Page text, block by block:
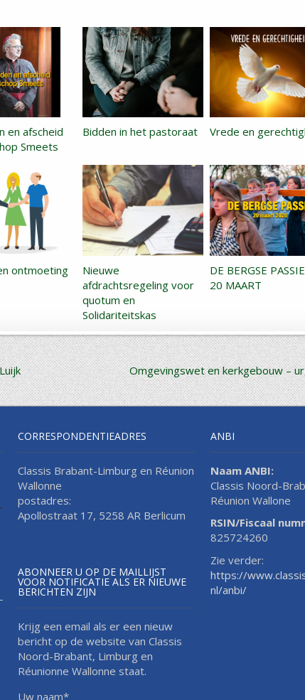
en afscheid
Smeets
Bidden in het pastoraat Vrede en
ontmoeting
Nieuwe
afdrachtsregeling voor
quotum en
Solidariteitskas
DE BERGSE
20 MAART
Omgevingswet en kerkgebouw –
CORRESPONDENTIEADRES
Classis Brabant-Limburg en Réunion
Wallonne
postadres:
Apollostraat 17, 5258 AR Berlicum
ABONNEER U OP DE MAILLIJST
VOOR NOTIFICATIE ALS ER NIEUWE
BERICHTEN ZIJN
Krijg een email als er een nieuw
bericht op de website van Classis
Noord-Brabant, Limburg en
Réunionne Wallonne staat.
Uw naam*
ANBI
Naam ANBI:
Classis Noord-
Réunion Wallone
RSIN/Fiscaal
825724260
Zie verder:
https://
nl/anbi/